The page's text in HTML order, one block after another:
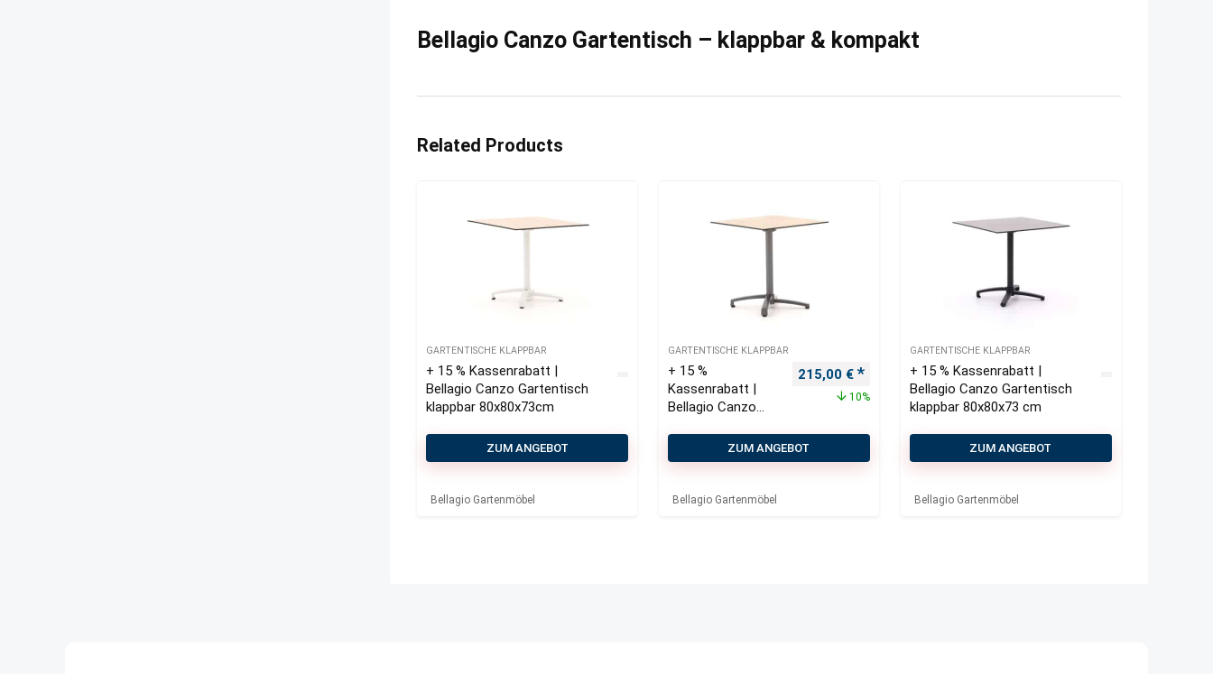
Bellagio Canzo Gartentisch – klappbar & kompakt
Related Products
GARTENTISCHE KLAPPBAR
+ 15 % Kassenrabatt |
Bellagio Canzo Gartentisch
klappbar 80x80x73cm
ZUM ANGEBOT
Bellagio Gartenmöbel
GARTENTISCHE KLAPPBAR
+ 15 %
Kassenrabatt |
Bellagio Canzo
klappbar 70x70x73
cm
Ursprünglicher Preis war: 240,00 €
215,00 € Aktueller Preis ist: 215,00 €.
10%
ZUM ANGEBOT
Bellagio Gartenmöbel
GARTENTISCHE KLAPPBAR
+ 15 % Kassenrabatt |
Bellagio Canzo Gartentisch
klappbar 80x80x73 cm
ZUM ANGEBOT
Bellagio Gartenmöbel